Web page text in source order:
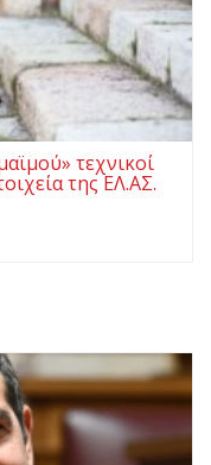
τεχνικοί
της ΕΛ.ΑΣ.